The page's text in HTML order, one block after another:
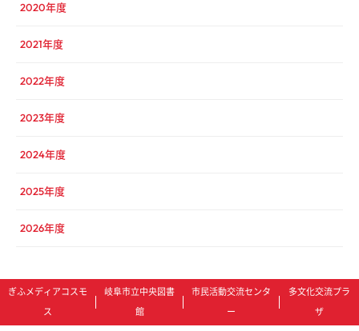
2020年度
2021年度
2022年度
2023年度
2024年度
2025年度
2026年度
ぎふメディアコスモ
ス
岐阜市立中央図書
館
市民活動交流センタ
ー
多文化交流プラ
ザ